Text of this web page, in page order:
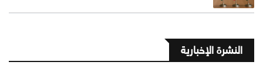
النشرة الإخبارية